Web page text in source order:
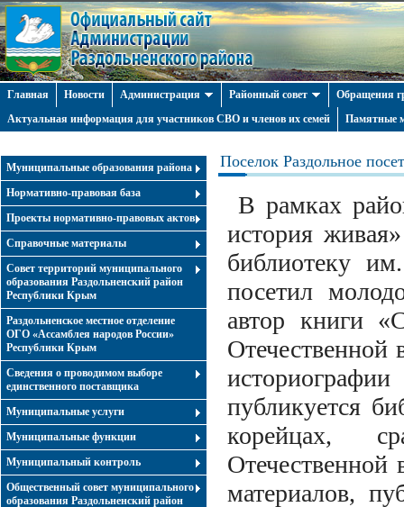
Главная Новости Администрация Районный совет
Обращения
Актуальная информация для участников СВО и членов их семей
Памятные
Муниципальные образования района
Нормативно-правовая база
Проекты нормативно-правовых актов
Справочные материалы
Совет территорий муниципального
образования Раздольненский район
Республики Крым
Раздольненское местное отделение
ОГО «Ассамблея народов России»
Республики Крым
Cведения о проводимом выборе
единственного поставщика
Муниципальные услуги
Муниципальные функции
Муниципальный контроль
Общественный совет муниципального
образования Раздольненский район
Поселок Раздольное
В рамках
история
библиотеку
посетил
автор книги
Отечественной
публикуется
корейцах,
материалов,